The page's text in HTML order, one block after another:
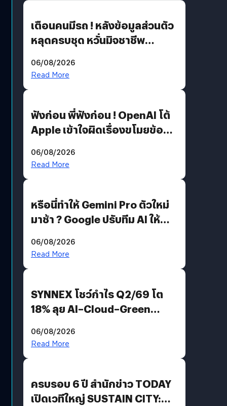
เตือนคนมีรถ ! หลังข้อมูลส่วนตัว
หลุดครบชุด หวั่นมิจชาชีพ
รหัสผ่านหลุด ไม่ใช่แฮ็กเกอร์
06/08/2026
Read More
ฟังก่อน พี่ฟังก่อน ! OpenAI โต้
Apple เข้าใจผิดเรื่องขโมยข้อมูล
06/08/2026
Read More
หรือนี่ทำให้ Gemini Pro ตัวใหม่
มาช้า ? Google ปรับทีม AI ให้
AGI
06/08/2026
Read More
SYNNEX โชว์กำไร Q2/69 โต
18% ลุย AI–Cloud–Green
Revenue เร่งเครื่อง New
06/08/2026
Read More
ครบรอบ 6 ปี สำนักข่าว TODAY
เปิดเวทีใหญ่ SUSTAIN CITY: